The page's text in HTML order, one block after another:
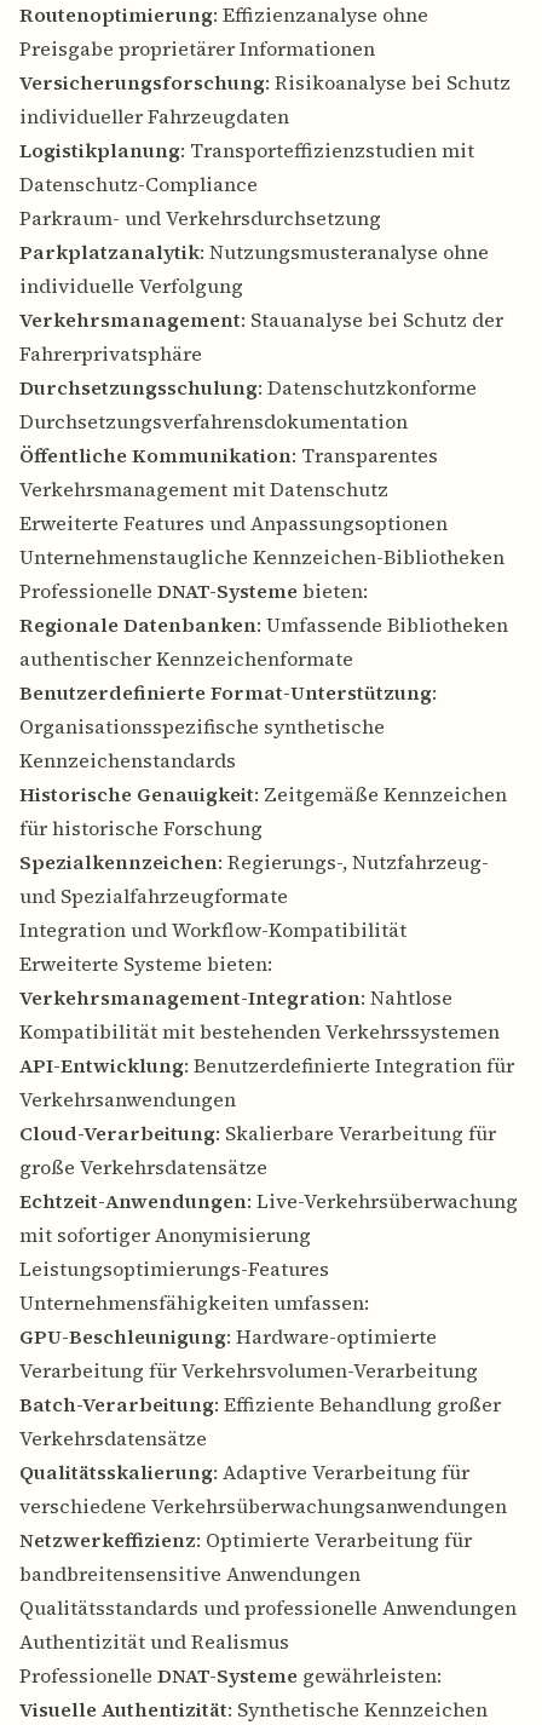
Routenoptimierung: Effizienzanalyse ohne
Preisgabe proprietärer Informationen
Versicherungsforschung: Risikoanalyse bei Schutz
individueller Fahrzeugdaten
Logistikplanung: Transporteffizienzstudien mit
Datenschutz-Compliance
Parkraum- und Verkehrsdurchsetzung
Parkplatzanalytik: Nutzungsmusteranalyse ohne
individuelle Verfolgung
Verkehrsmanagement: Stauanalyse bei Schutz der
Fahrerprivatsphäre
Durchsetzungsschulung: Datenschutzkonforme
Durchsetzungsverfahrensdokumentation
Öffentliche Kommunikation: Transparentes
Verkehrsmanagement mit Datenschutz
Erweiterte Features und Anpassungsoptionen
Unternehmenstaugliche Kennzeichen-Bibliotheken
Professionelle DNAT-Systeme bieten:
Regionale Datenbanken: Umfassende Bibliotheken
authentischer Kennzeichenformate
Benutzerdefinierte Format-Unterstützung:
Organisationsspezifische synthetische
Kennzeichenstandards
Historische Genauigkeit: Zeitgemäße Kennzeichen
für historische Forschung
Spezialkennzeichen: Regierungs-, Nutzfahrzeug-
und Spezialfahrzeugformate
Integration und Workflow-Kompatibilität
Erweiterte Systeme bieten:
Verkehrsmanagement-Integration: Nahtlose
Kompatibilität mit bestehenden Verkehrssystemen
API-Entwicklung: Benutzerdefinierte Integration für
Verkehrsanwendungen
Cloud-Verarbeitung: Skalierbare Verarbeitung für
große Verkehrsdatensätze
Echtzeit-Anwendungen: Live-Verkehrsüberwachung
mit sofortiger Anonymisierung
Leistungsoptimierungs-Features
Unternehmensfähigkeiten umfassen:
GPU-Beschleunigung: Hardware-optimierte
Verarbeitung für Verkehrsvolumen-Verarbeitung
Batch-Verarbeitung: Effiziente Behandlung großer
Verkehrsdatensätze
Qualitätsskalierung: Adaptive Verarbeitung für
verschiedene Verkehrsüberwachungsanwendungen
Netzwerkeffizienz: Optimierte Verarbeitung für
bandbreitensensitive Anwendungen
Qualitätsstandards und professionelle Anwendungen
Authentizität und Realismus
Professionelle DNAT-Systeme gewährleisten:
Visuelle Authentizität: Synthetische Kennzeichen